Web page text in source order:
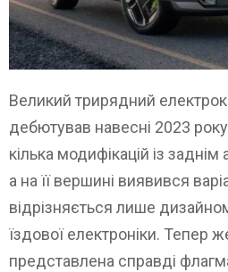
Великий трирядний
дебютував навесні 2023
кілька модифікацій із
а на її вершині виявився
відрізняється лише
їздової електроніки. Тепер
представлена ​​справді